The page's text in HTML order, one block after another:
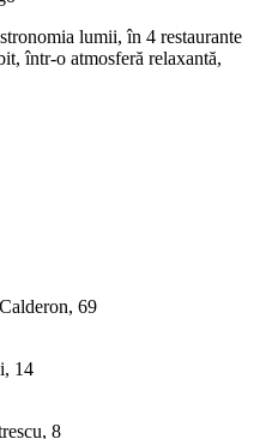
lumii, în 4 restaurante
într-o atmosferă relaxantă,
69
14
8